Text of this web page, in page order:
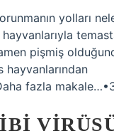
yolları
pişmiş
hayvanlarından
fazla